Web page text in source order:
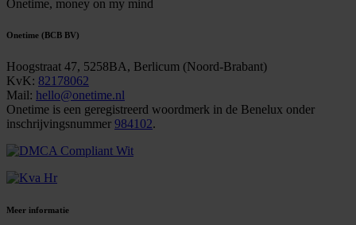
Onetime, money on my mind
Onetime (BCB BV)
Hoogstraat 47, 5258BA, Berlicum (Noord-Brabant)
KvK: 82178062
Mail: hello@onetime.nl
Onetime is een geregistreerd woordmerk in de Benelux onder
inschrijvingsnummer 984102.
Meer informatie